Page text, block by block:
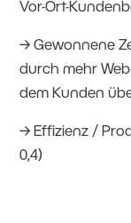
Vor-Ort-
→ Gewonnene
durch mehr
dem Kunden
→ Effizienz /
0,4)